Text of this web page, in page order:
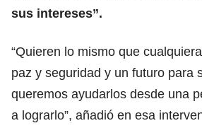
sus intereses”.
“Quieren lo mismo que
paz y seguridad y un futuro para
queremos ayudarlos desde una
a lograrlo”, añadió en esa